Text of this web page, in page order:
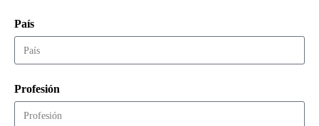
País
Profesión